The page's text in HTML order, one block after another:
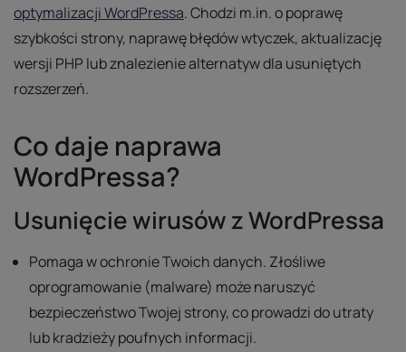
optymalizacji WordPressa. Chodzi m.in. o poprawę
szybkości strony, naprawę błędów wtyczek, aktualizację
wersji PHP lub znalezienie alternatyw dla usuniętych
rozszerzeń.
Co daje naprawa
WordPressa?
Usunięcie wirusów z WordPressa
Pomaga w ochronie Twoich danych. Złośliwe
oprogramowanie (malware) może naruszyć
bezpieczeństwo Twojej strony, co prowadzi do utraty
lub kradzieży poufnych informacji.